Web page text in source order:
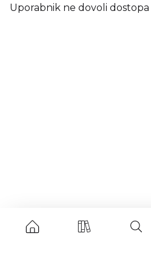
Uporabnik ne dovoli